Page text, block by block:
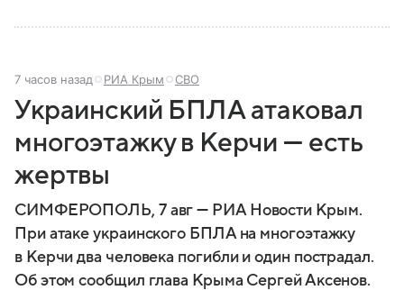
7 часов назад РИА Крым СВО
Украинский БПЛА атаковал
многоэтажку в Керчи — есть
жертвы
СИМФЕРОПОЛЬ, 7 авг — РИА Новости Крым.
При атаке украинского БПЛА на многоэтажку
в Керчи два человека погибли и один пострадал.
Об этом сообщил глава Крыма Сергей Аксенов.